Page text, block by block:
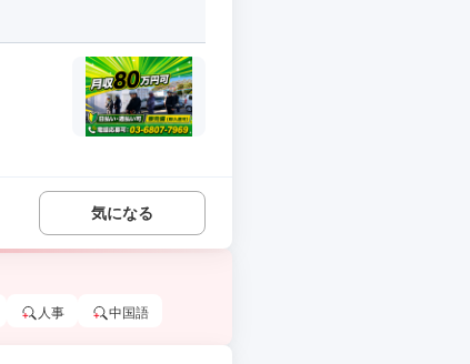
気になる
人事 中国語